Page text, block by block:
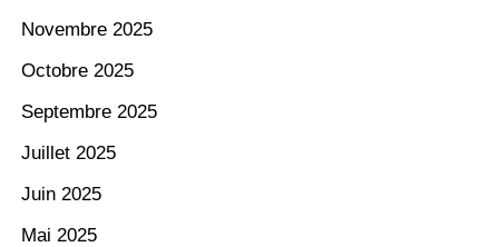
Novembre 2025
Octobre 2025
Septembre 2025
Juillet 2025
Juin 2025
Mai 2025